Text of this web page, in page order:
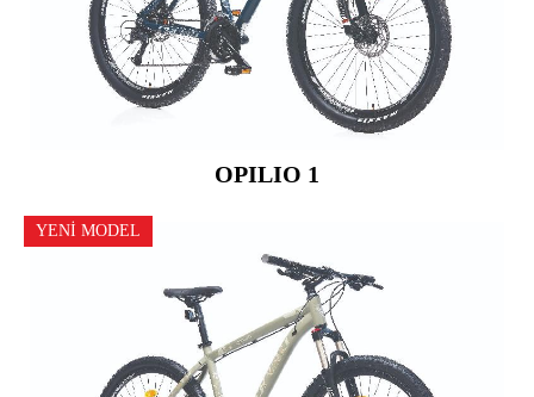
OPILIO 1
YENİ MODEL